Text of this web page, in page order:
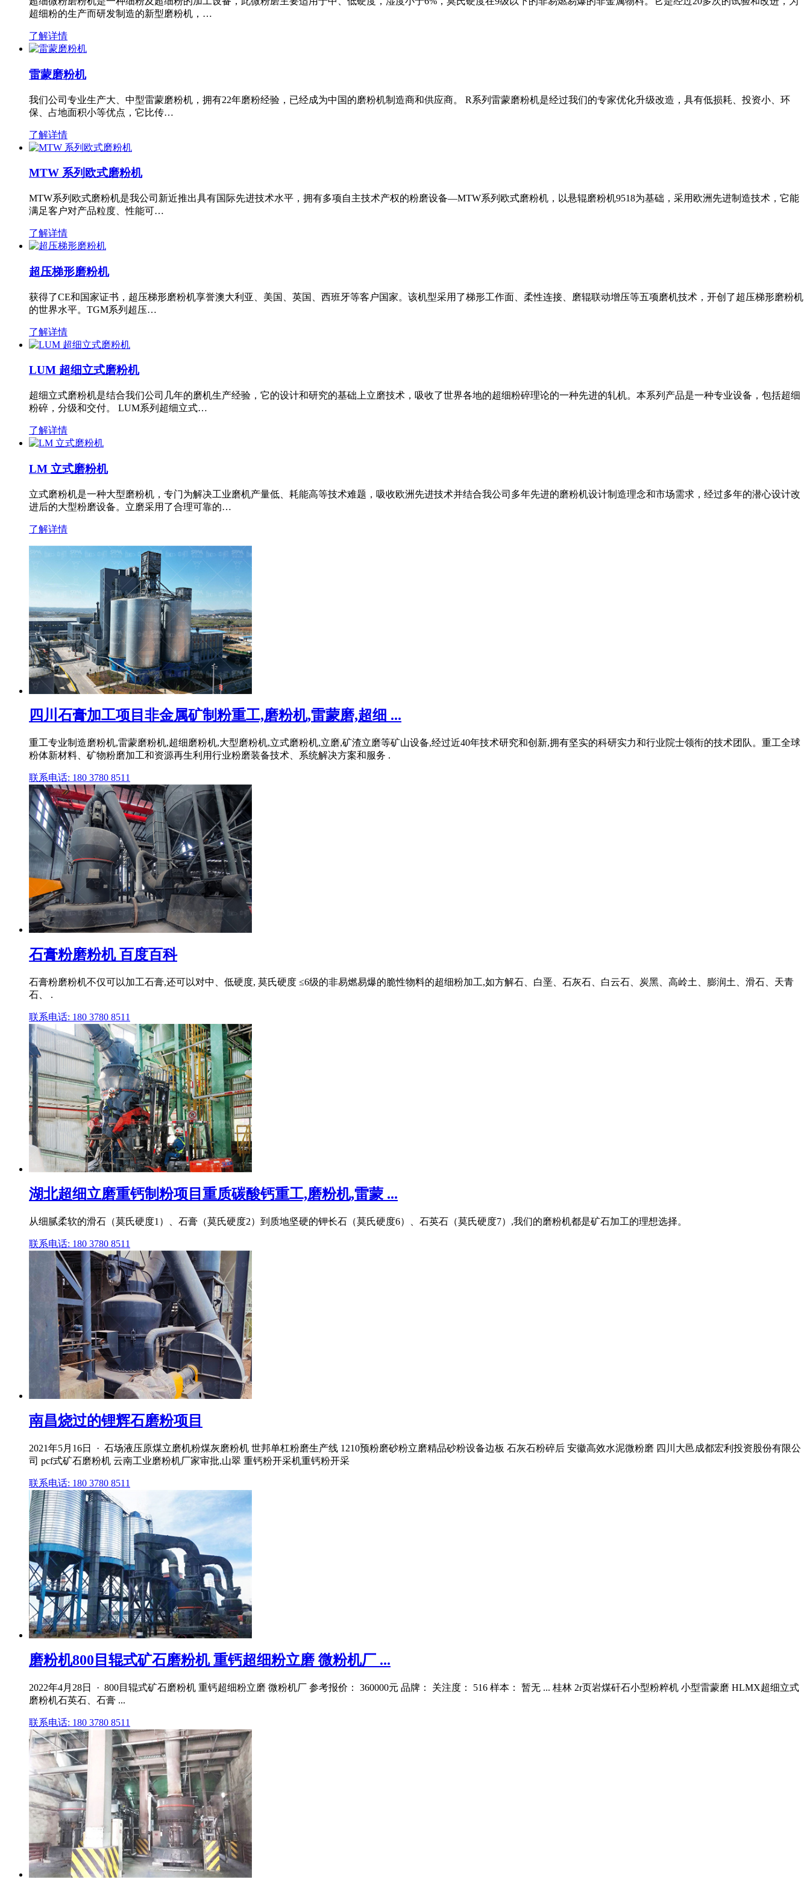
超细粉的生产而研发制造的新型磨粉机，…
了解详情
雷蒙磨粉机
我们公司专业生产大、中型雷蒙磨粉机，拥有22年磨粉经验，已经成为中国的磨粉机制造商和供应商。 R系列雷蒙磨粉机是经过我们的专家优化升级改造，具有低损耗、投资小、环
保、占地面积小等优点，它比传…
了解详情
MTW 系列欧式磨粉机
MTW系列欧式磨粉机是我公司新近推出具有国际先进技术水平，拥有多项自主技术产权的粉磨设备—MTW系列欧式磨粉机，以悬辊磨粉机9518为基础，采用欧洲先进制造技术，它能
满足客户对产品粒度、性能可…
了解详情
超压梯形磨粉机
获得了CE和国家证书，超压梯形磨粉机享誉澳大利亚、美国、英国、西班牙等客户国家。该机型采用了梯形工作面、柔性连接、磨辊联动增压等五项磨机技术，开创了超压梯形磨粉机
的世界水平。TGM系列超压…
了解详情
LUM 超细立式磨粉机
超细立式磨粉机是结合我们公司几年的磨机生产经验，它的设计和研究的基础上立磨技术，吸收了世界各地的超细粉碎理论的一种先进的轧机。本系列产品是一种专业设备，包括超细
粉碎，分级和交付。 LUM系列超细立式…
了解详情
LM 立式磨粉机
立式磨粉机是一种大型磨粉机，专门为解决工业磨机产量低、耗能高等技术难题，吸收欧洲先进技术并结合我公司多年先进的磨粉机设计制造理念和市场需求，经过多年的潜心设计改
进后的大型粉磨设备。立磨采用了合理可靠的…
了解详情
四川石膏加工项目非金属矿制粉重工,磨粉机,雷蒙磨,超细 ...
重工专业制造磨粉机,雷蒙磨粉机,超细磨粉机,大型磨粉机,立式磨粉机,立磨,矿渣立磨等矿山设备,经过近40年技术研究和创新,拥有坚实的科研实力和行业院士领衔的技术团队。重工全球
粉体新材料、矿物粉磨加工和资源再生利用行业粉磨装备技术、系统解决方案和服务 .
联系电话: 180 3780 8511
石膏粉磨粉机 百度百科
石膏粉磨粉机不仅可以加工石膏,还可以对中、低硬度, 莫氏硬度 ≤6级的非易燃易爆的脆性物料的超细粉加工,如方解石、白垩、石灰石、白云石、炭黑、高岭土、膨润土、滑石、天青
石、 .
联系电话: 180 3780 8511
湖北超细立磨重钙制粉项目重质碳酸钙重工,磨粉机,雷蒙 ...
从细腻柔软的滑石（莫氏硬度1）、石膏（莫氏硬度2）到质地坚硬的钾长石（莫氏硬度6）、石英石（莫氏硬度7）,我们的磨粉机都是矿石加工的理想选择。
联系电话: 180 3780 8511
南昌烧过的锂辉石磨粉项目
2021年5月16日 · 石场液压原煤立磨机粉煤灰磨粉机 世邦单杠粉磨生产线 1210预粉磨砂粉立磨精品砂粉设备边板 石灰石粉碎后 安徽高效水泥微粉磨 四川大邑成都宏利投资股份有限公
司 pcf式矿石磨粉机 云南工业磨粉机厂家审批,山翠 重钙粉开采机重钙粉开采
联系电话: 180 3780 8511
磨粉机800目辊式矿石磨粉机 重钙超细粉立磨 微粉机厂 ...
2022年4月28日 · 800目辊式矿石磨粉机 重钙超细粉立磨 微粉机厂 参考报价： 360000元 品牌： 关注度： 516 样本： 暂无 ... 桂林 2r页岩煤矸石小型粉粹机 小型雷蒙磨 HLMX超细立式
磨粉机石英石、石膏 ...
联系电话: 180 3780 8511